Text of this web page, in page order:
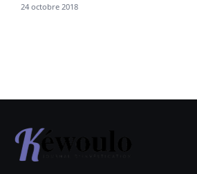
24 octobre 2018